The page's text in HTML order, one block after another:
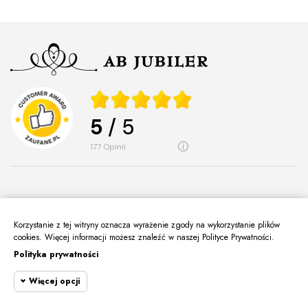
5 / 5
177 opinii
O Nas
Informacje
Moje Konto
Korzystanie z tej witryny oznacza wyrażenie zgody na wykorzystanie plików
cookies. Więcej informacji możesz znaleźć w naszej Polityce Prywatności.
Polityka prywatności
Więcej opcji